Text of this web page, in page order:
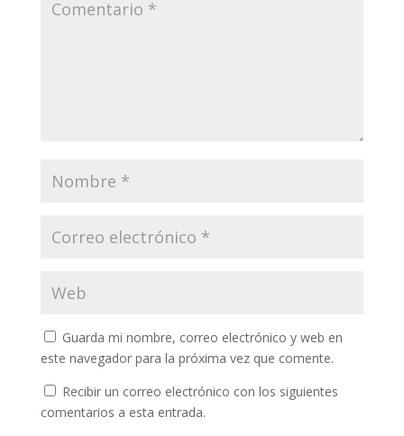
Guarda mi nombre, correo electrónico y web en
este navegador para la próxima vez que comente.
Recibir un correo electrónico con los siguientes
comentarios a esta entrada.